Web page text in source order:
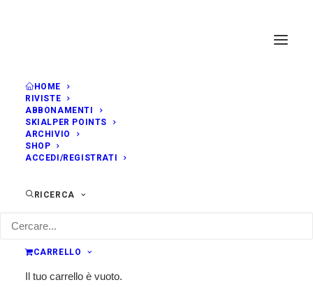
HOME
RIVISTE
ABBONAMENTI
SKIALPER POINTS
ARCHIVIO
SHOP
ACCEDI/REGISTRATI
RICERCA
CARRELLO
Il tuo carrello è vuoto.